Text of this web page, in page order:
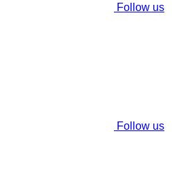
Follow us
Follow us